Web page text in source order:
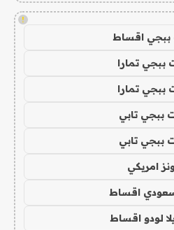
!
اقساط
ببجي تمارا
ببجي تمارا
ببجي تابي
ببجي تابي
امريكي
سعودي اقساط
لودو اقساط